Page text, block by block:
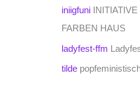
iniigfuni
FARBEN HAUS
ladyfest-ffm
tilde